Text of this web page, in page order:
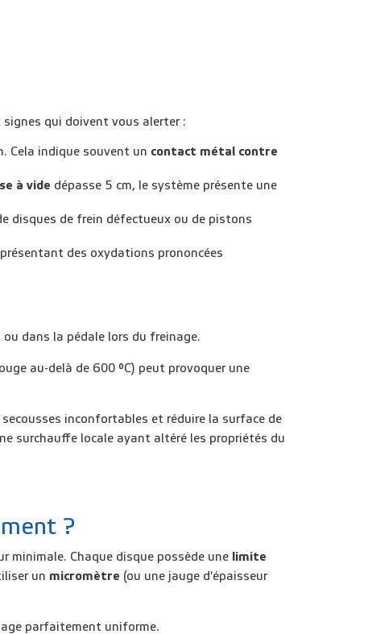
qui doivent vous alerter :
Cela indique souvent un contact métal contre
à vide dépasse 5 cm, le système présente une
disques de frein défectueux ou de pistons
des oxydations prononcées
dans la pédale lors du freinage.
au-delà de 600 °C) peut provoquer une
secousses inconfortables et réduire la surface de
surchauffe locale ayant altéré les propriétés du
?
minimale. Chaque disque possède une limite
un micromètre (ou une jauge d'épaisseur
parfaitement uniforme.